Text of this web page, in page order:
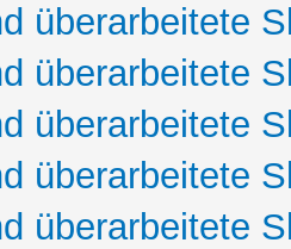
überarbeitete
überarbeitete
überarbeitete
überarbeitete
überarbeitete